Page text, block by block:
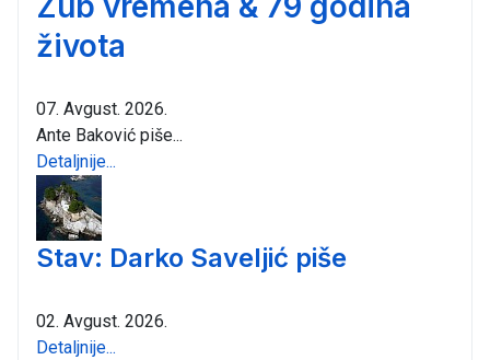
života
07. Avgust. 2026.
Ante Baković piše...
Detaljnije...
Stav: Darko Saveljić piše
02. Avgust. 2026.
Detaljnije...